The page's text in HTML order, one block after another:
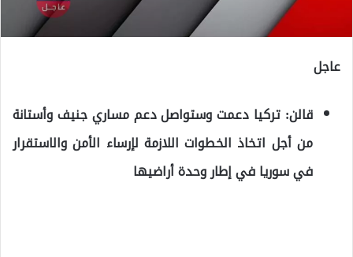
عاجل
قالن: تركيا دعمت وستواصل دعم مساري جنيف وأستانة
من أجل اتخاذ الخطوات اللازمة لإرساء الأمن والاستقرار
في سوريا في إطار وحدة أراضيها